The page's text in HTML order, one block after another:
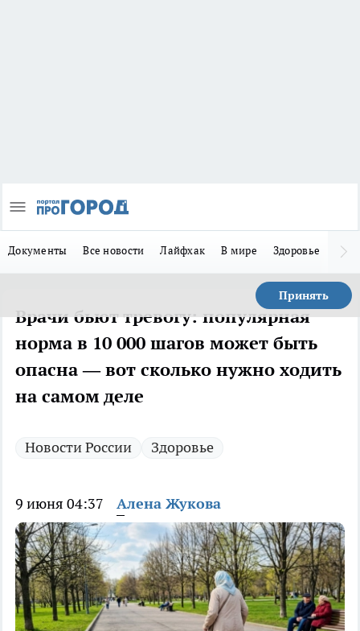
Документы Все новости Лайфхак В мире Здоровье
Принять
Врачи бьют тревогу: популярная
норма в 10 000 шагов может быть
опасна — вот сколько нужно ходить
на самом деле
Новости России Здоровье
9 июня 04:37 Алена Жукова